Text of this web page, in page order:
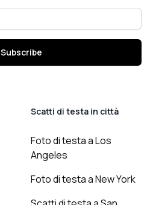
Subscribe
Scatti di testa in città
Foto di testa a Los
Angeles
Foto di testa a New York